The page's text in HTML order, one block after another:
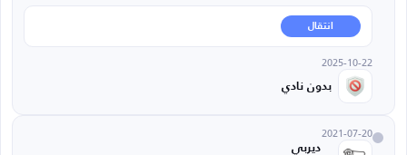
انتقال
2025-10-22
بدون نادي
2021-07-20
ديربي